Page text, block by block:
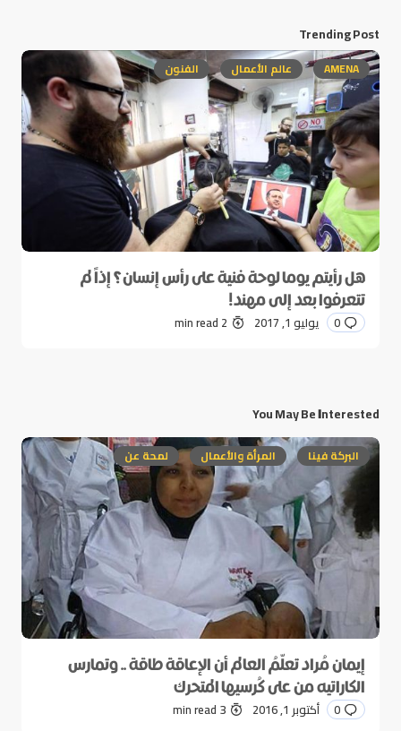
Trending Post
AMENA عالم الأعمال الفنون
هل رأيتم يوما لوحة فنية على رأس إنسان؟ إذاً لم
تتعرفوا بعد إلى مهند!
0 يوليو 1, 2017 2 min read
You May Be Interested
البركة فينا المرأة والأعمال لمحة عن
إيمان مُراد تعلّمُ العالم أن الإعاقة طاقة .. وتمارس
الكاراتيه من على كُرسيها المتحرك
0 أكتوبر 1, 2016 3 min read